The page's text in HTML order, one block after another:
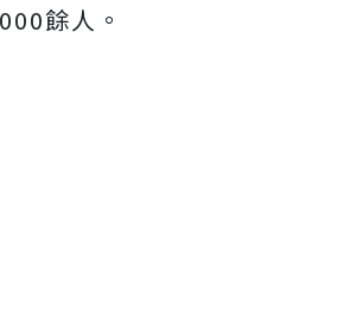
餘人。